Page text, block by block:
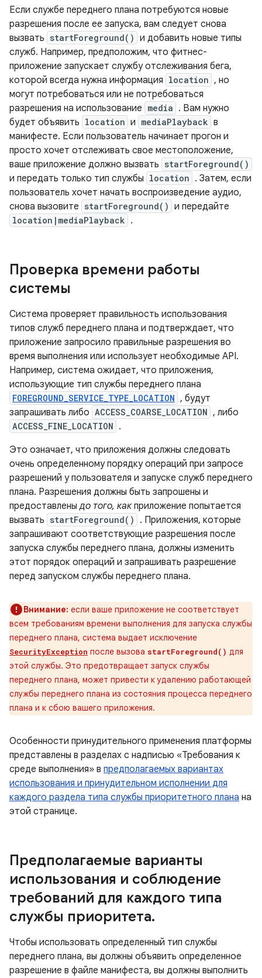
Если службе переднего плана потребуются новые
разрешения после ее запуска, вам следует снова
вызвать startForeground() и добавить новые типы
служб. Например, предположим, что фитнес-
приложение запускает службу отслеживания бега,
которой всегда нужна информация location , но
могут потребоваться или не потребоваться
разрешения на использование media . Вам нужно
будет объявить location и mediaPlayback в
манифесте. Если пользователь начинает прогон и
просто хочет отслеживать свое местоположение,
ваше приложение должно вызвать startForeground()
и передать только тип службы location . Затем, если
пользователь хочет начать воспроизведение аудио,
снова вызовите startForeground() и передайте
location|mediaPlayback .
Проверка времени работы
системы
Система проверяет правильность использования
типов служб переднего плана и подтверждает, что
приложение запросило правильные разрешения во
время выполнения или использует необходимые API.
Например, система ожидает, что приложения,
использующие тип службы переднего плана
FOREGROUND_SERVICE_TYPE_LOCATION , будут
запрашивать либо ACCESS_COARSE_LOCATION , либо
ACCESS_FINE_LOCATION .
Это означает, что приложения должны следовать
очень определенному порядку операций при запросе
разрешений у пользователя и запуске служб переднего
плана. Разрешения должны быть запрошены и
предоставленыдо того, какприложение попытается
вызвать startForeground()
. Приложения, которые
запрашивают соответствующие разрешения после
запуска службы переднего плана, должны изменить
этот порядок операций и запрашивать разрешение
перед запуском службы переднего плана.
Внимание: если ваше приложение не соответствует
всем требованиям времени выполнения для запуска службы
переднего плана, система выдает исключение
SecurityException после вызова startForeground() для
этой службы. Это предотвращает запуск службы
переднего плана, может привести к удалению работающей
службы переднего плана из состояния процесса переднего
плана и к сбою вашего приложения.
Особенности принудительного применения платформы
представлены в разделах с надписью «Требования к
среде выполнения» в предполагаемых вариантах
использования и принудительном исполнении для
каждого раздела типа службы приоритетного плана на
этой странице.
Предполагаемые варианты
использования и соблюдение
требований для каждого типа
службы приоритета.
Чтобы использовать определенный тип службы
переднего плана, вы должны объявить определенное
разрешение в файле манифеста, вы должны выполнить